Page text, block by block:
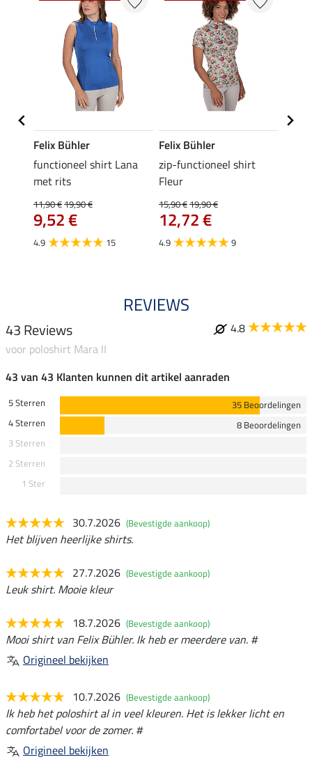
Felix Bühler
functioneel shirt Lana
met rits
11,90 €19,90 €
9,52 €
4.9 15
Felix Bühler
zip-functioneel shirt
Fleur
15,90 €19,90 €
12,72 €
4.9 9
REVIEWS
43 Reviews
4.8
voor poloshirt Mara II
43 van 43 Klanten kunnen dit artikel aanraden
5 Sterren
35 Beoordelingen
4 Sterren
8 Beoordelingen
3 Sterren
2 Sterren
1 Ster
30.7.2026 (Bevestigde aankoop)
Het blijven heerlijke shirts.
27.7.2026 (Bevestigde aankoop)
Leuk shirt. Mooie kleur
18.7.2026 (Bevestigde aankoop)
Mooi shirt van Felix Bühler. Ik heb er meerdere van. #
Origineel bekijken
10.7.2026 (Bevestigde aankoop)
Ik heb het poloshirt al in veel kleuren. Het is lekker licht en
comfortabel voor de zomer. #
Origineel bekijken